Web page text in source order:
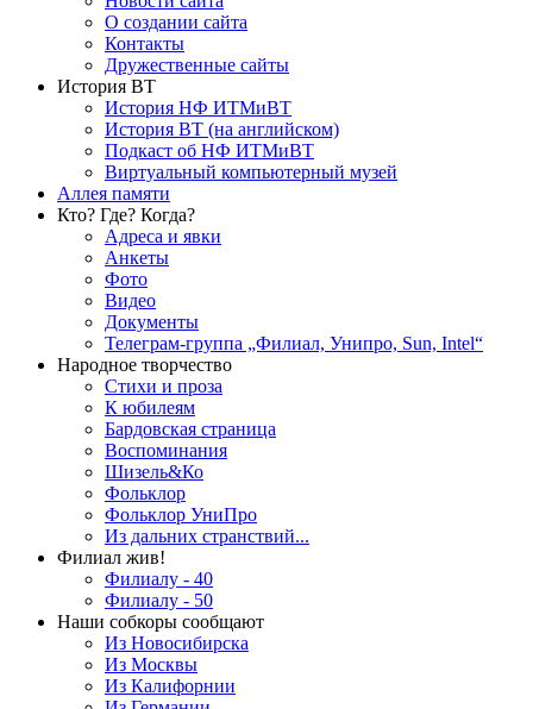
О создании сайта
Контакты
Дружественные сайты
История ВТ
История НФ ИТМиВТ
История ВТ (на английском)
Подкаст об НФ ИТМиВТ
Виртуальный компьютерный музей
Аллея памяти
Кто? Где? Когда?
Адреса и явки
Анкеты
Фото
Видео
Документы
Телеграм-группа „Филиал, Унипро, Sun, Intel“
Народное творчество
Стихи и проза
К юбилеям
Бардовская страница
Воспоминания
Шизель&Ко
Фольклор
Фольклор УниПро
Из дальних странствий...
Филиал жив!
Филиалу - 40
Филиалу - 50
Наши собкоры сообщают
Из Новосибирска
Из Москвы
Из Калифорнии